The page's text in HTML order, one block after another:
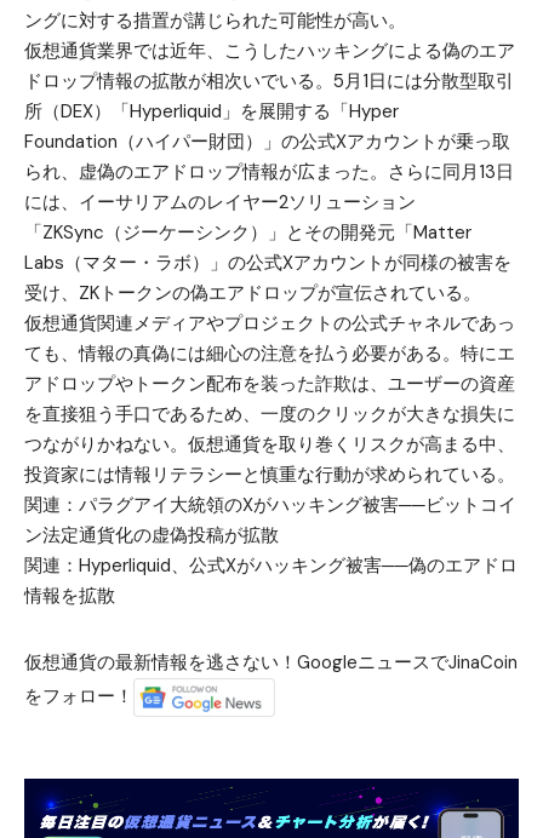
ングに対する措置が講じられた可能性が高い。
仮想通貨業界では近年、こうしたハッキングによる偽のエア
ドロップ情報の拡散が相次いでいる。5月1日には分散型取引
所（DEX）「Hyperliquid 」を展開する「Hyper
Foundation（ハイパー財団）」の公式Xアカウントが乗っ取
られ、虚偽のエアドロップ情報が広まった。さらに同月13日
には、イーサリアムのレイヤー2ソリューション
「ZKSync（ジーケーシンク）」とその開発元「Matter
Labs（マター・ラボ）」の公式Xアカウントが同様の被害を
受け、ZKトークンの偽エアドロップが宣伝されている。
仮想通貨関連メディアやプロジェクトの公式チャネルであっ
ても、情報の真偽には細心の注意を払う必要がある。特にエ
アドロップやトークン配布を装った詐欺は、ユーザーの資産
を直接狙う手口であるため、一度のクリックが大きな損失に
つながりかねない。仮想通貨を取り巻くリスクが高まる中、
投資家には情報リテラシーと慎重な行動が求められている。
関連： パラグアイ大統領のXがハッキング被害──ビットコイ
ン法定通貨化の虚偽投稿が拡散
関連： Hyperliquid、公式Xがハッキング被害──偽のエアドロ
情報を拡散
仮想通貨の最新情報を逃さない！GoogleニュースでJinaCoin
をフォロー！